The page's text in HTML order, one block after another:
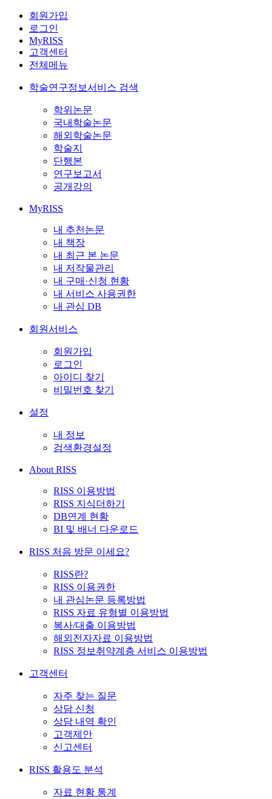
회원가입
로그인
MyRISS
고객센터
전체메뉴
학술연구정보서비스 검색
학위논문
국내학술논문
해외학술논문
학술지
단행본
연구보고서
공개강의
MyRISS
내 추천논문
내 책장
내 최근 본 논문
내 저작물관리
내 구매·신청 현황
내 서비스 사용권한
내 관심 DB
회원서비스
회원가입
로그인
아이디 찾기
비밀번호 찾기
설정
내 정보
검색환경설정
About RISS
RISS 이용방법
RISS 지식더하기
DB연계 현황
BI 및 배너 다운로드
RISS 처음 방문 이세요?
RISS란?
RISS 이용권한
내 관심논문 등록방법
RISS 자료 유형별 이용방법
복사/대출 이용방법
해외전자자료 이용방법
RISS 정보취약계층 서비스 이용방법
고객센터
자주 찾는 질문
상담 신청
상담 내역 확인
고객제안
신고센터
RISS 활용도 분석
자료 현황 통계